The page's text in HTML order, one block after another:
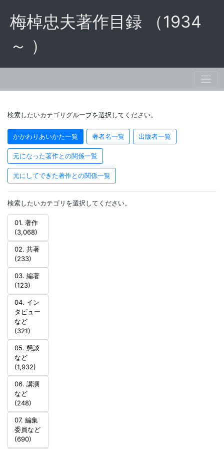
梅棹忠夫著作目録 （1934
～ ）
検索したいカテゴリグループを選択してください。
かかわりあいかた一覧 著者名一覧 出版者一覧
元になった著作との関係一覧
元にしてできた著作との関係一覧
検索したいカテゴリを選択してください。
01. 著作
(3,068)
02. 共著
(233)
03. 編著
(123)
04. イン
タビュー
など
(321)
05. 懇談
など
(1,932)
06. 講演
など
(248)
07. 編集
委員など
(690)